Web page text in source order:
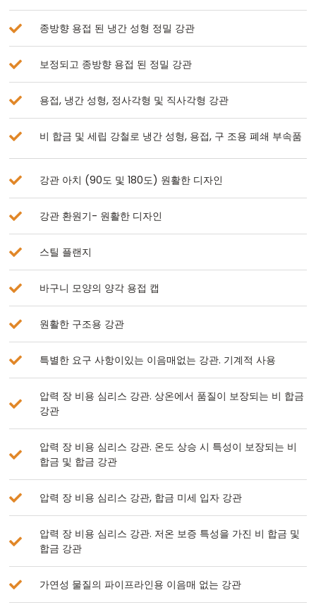
종방향 용접 된 냉간 성형 정밀 강관
보정되고 종방향 용접 된 정밀 강관
용접, 냉간 성형, 정사각형 및 직사각형 강관
비 합금 및 세립 강철로 냉간 성형, 용접, 구 조용 폐쇄 부속품
강관 아치 (90도 및 180도) 원활한 디자인
강관 환원기- 원활한 디자인
스틸 플랜지
바구니 모양의 양각 용접 캡
원활한 구조용 강관
특별한 요구 사항이있는 이음매없는 강관. 기계적 사용
압력 장 비용 심리스 강관. 상온에서 품질이 보장되는 비 합금
강관
압력 장 비용 심리스 강관. 온도 상승 시 특성이 보장되는 비
합금 및 합금 강관
압력 장 비용 심리스 강관, 합금 미세 입자 강관
압력 장 비용 심리스 강관. 저온 보증 특성을 가진 비 합금 및
합금 강관
가연성 물질의 파이프라인용 이음매 없는 강관